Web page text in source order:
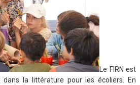
Le FIRN est
dans la littérature pour les écoliers. En